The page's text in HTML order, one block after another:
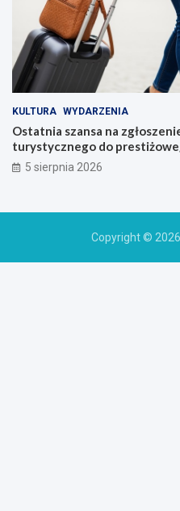
KULTURA WYDARZENIA
Ostatnia szansa na
turystycznego do
5 sierpnia 2026
Copyright © 2026